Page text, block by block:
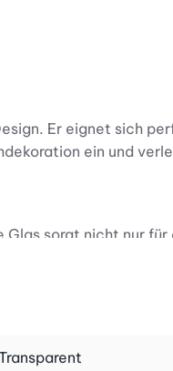
Er eignet sich
ein und
sorgt nicht nur für
Auch das